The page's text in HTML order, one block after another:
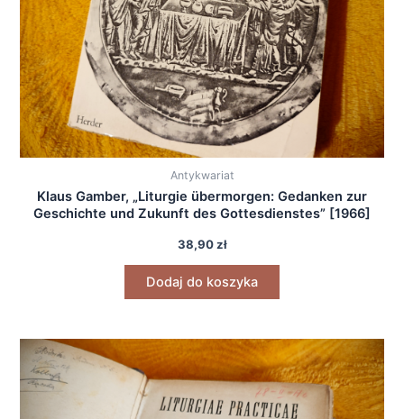
Antykwariat
Klaus Gamber, „Liturgie übermorgen: Gedanken zur
Geschichte und Zukunft des Gottesdienstes” [1966]
38,90zł
Dodaj do koszyka